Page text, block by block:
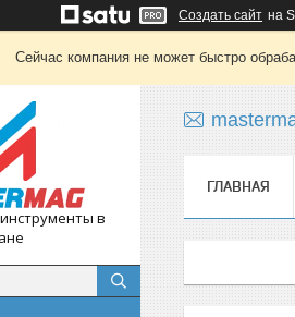
Создать сайт на
Сейчас компания не может быстро
в
ГЛАВНАЯ